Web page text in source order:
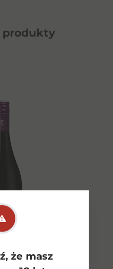
że masz
produkty